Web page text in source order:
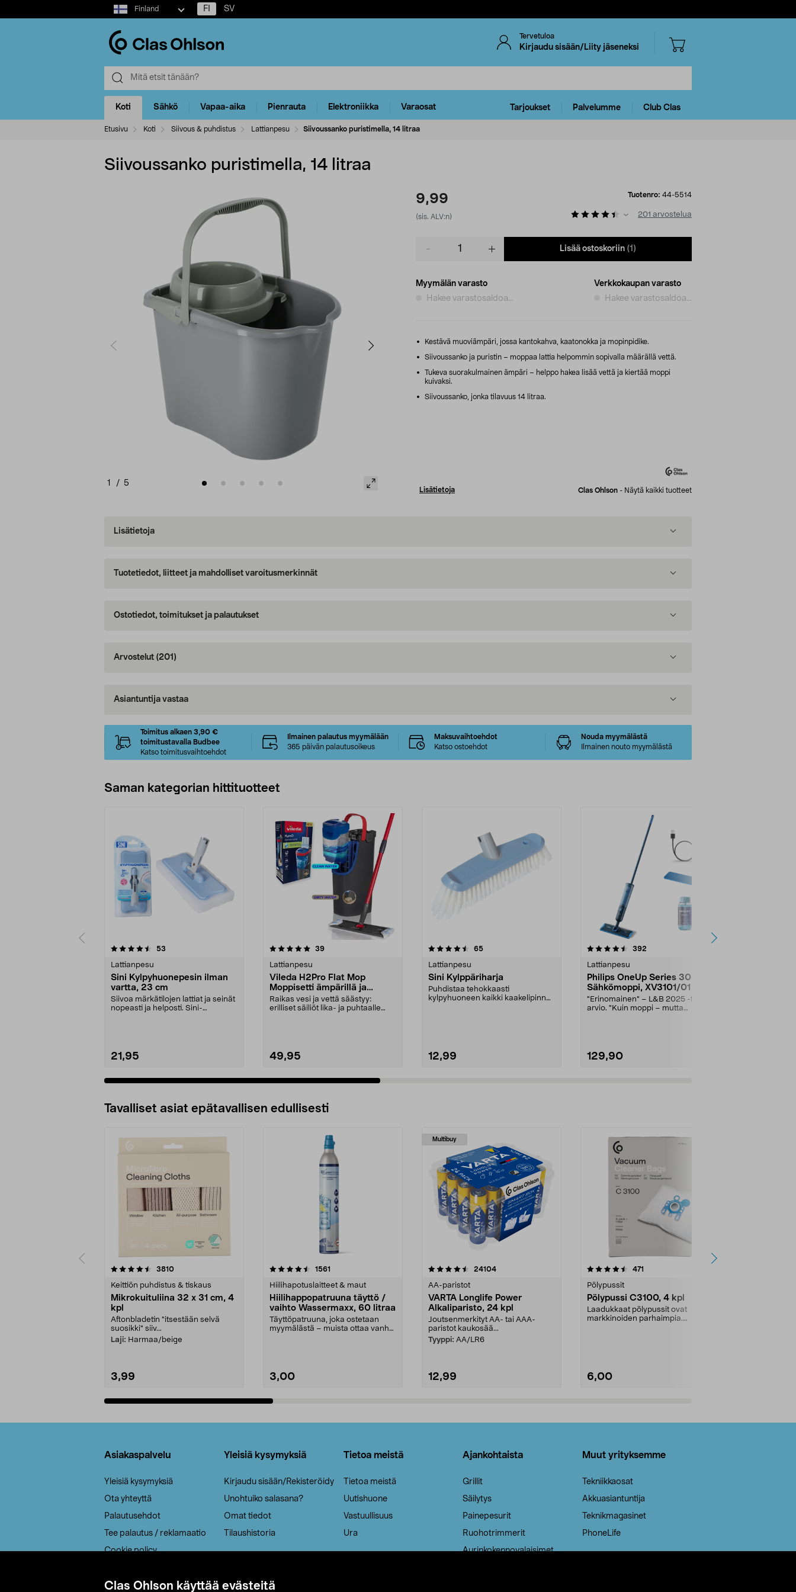
Clas Ohlson käyttää evästeitä
Select
market
Finland FI SV
Tervetuloa
Kirjaudu sisään/Liity jäseneksi
Koti Sähkö Vapaa-aika Pienrauta Elektroniikka Varaosat Tarjoukset Palvelumme Club Clas
Etusivu Koti Siivous & puhdistus Lattianpesu Siivoussanko puristimella, 14 litraa
Siivoussanko puristimella, 14 litraa
1 / 5
9,99
(sis. ALV:n)
Tuotenro: 44-5514
201 arvostelua
Lisää ostoskoriin (1)
Myymälän varasto
Hakee varastosaldoa...
Verkkokaupan varasto
Hakee varastosaldoa...
Kestävä muoviämpäri, jossa kantokahva, kaatonokka ja mopinpidike.
Siivoussanko ja puristin – moppaa lattia helpommin sopivalla määrällä vettä.
Tukeva suorakulmainen ämpäri – helppo hakea lisää vettä ja kiertää moppi
kuivaksi.
Siivoussanko, jonka tilavuus 14 litraa.
Lisätietoja Clas Ohlson - Näytä kaikki tuotteet
Lisätietoja
Tuotetiedot, liitteet ja mahdolliset varoitusmerkinnät
Ostotiedot, toimitukset ja palautukset
Arvostelut (201)
Asiantuntija vastaa
Toimitus alkaen 3,90 €
toimitustavalla Budbee
Katso toimitusvaihtoehdot
Ilmainen palautus myymälään
365 päivän palautusoikeus
Maksuvaihtoehdot
Katso ostoehdot
Nouda myymälästä
Ilmainen nouto myymälästä
Saman kategorian hittituotteet
53
Lattianpesu
Sini Kylpyhuonepesin ilman
vartta, 23 cm
Siivoa märkätilojen lattiat ja seinät
nopeasti ja helposti. Sini-
21,95
5.0 viidestä
39arvostelut
Lattianpesu
Vileda H2Pro Flat Mop
Moppisetti ämpärillä ja
mopilla
Raikas vesi ja vettä säästyy:
erilliset säiliöt lika- ja puhtaalle
49,95
4.5 viidestä
65arvostelut
Lattianpesu
Sini Kylppäriharja
Puhdistaa tehokkaasti
kylpyhuoneen kaikki kaakelipinnat.
12,99
4.5 viidestä
392
Lattianpesu
Philips OneUp Series 3000
Sähkömoppi, XV3101/01
"Erinomainen" – L&B 2025 -testin
arvio. "Kuin moppi – mutta
129,90
4.0 viidestä
Tavalliset asiat epätavallisen edullisesti
3810arvostelut
Keittiön puhdistus & tiskaus
Mikrokuituliina 32 x 31 cm, 4
kpl
Aftonbladetin "itsestään selvä
suosikki" siiv...
Laji: Harmaa/beige
3,99
4.5viidestä
1561
Hiilihapotuslaitteet & maut
Hiilihappopatruuna täyttö /
vaihto Wassermaxx, 60 litraa
Täyttöpatruuna, joka ostetaan
myymälästä – muista ottaa vanha
3,00
Multibuy
4.5viidestä
24104arvostelut
AA-paristot
VARTA Longlife Power
Alkaliparisto, 24 kpl
Joutsenmerkityt AA- tai AAA-
paristot kaukosää...
Tyyppi: AA/LR6
12,99
4.5viidestä
471
Pölypussit
Pölypussi C3100, 4 kpl
Laadukkaat pölypussit ovat
markkinoiden parhaimpia.
6,00
4.5viidestä
Asiakaspalvelu
Yleisiä kysymyksiä
Ota yhteyttä
Palautusehdot
Tee palautus / reklamaatio
Cookie policy
Saavutettavuus
Yleisiä kysymyksiä
Kirjaudu sisään/Rekisteröidy
Unohtuiko salasana?
Omat tiedot
Tilaushistoria
Tietoa meistä
Tietoa meistä
Uutishuone
Vastuullisuus
Ura
Ajankohtaista
Grillit
Säilytys
Painepesurit
Ruohotrimmerit
Aurinkokennovalaisimet
Muut yrityksemme
Tekniikkaosat
Akkuasiantuntija
Teknikmagasinet
PhoneLife